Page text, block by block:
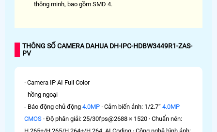
thông minh, bao gồm SMD 4.
THÔNG SỐ CAMERA DAHUA DH-IPC-HDBW3449R1-ZAS-
PV
· Camera IP AI Full Color
- hồng ngoại
- Báo động chủ động 4.0MP · Cảm biến ảnh: 1/2.7” 4.0MP
CMOS · Độ phân giải: 25/30fps@2688 × 1520 · Chuẩn nén: